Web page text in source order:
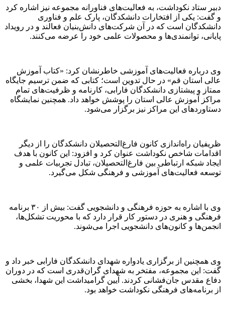
دبیر ستاد نکوداشت، به فعالیت‌های فناورانه مجموعه نیز اشاره کرد
و گفت: یکی از افتخارات دانشکدگان، پارک علم و فناوری
دانشکدگان است که در آن شرکت‌های دانش‌بنیان فعالند و در رویداد
پایانی، توانمندی‌ها و محصولات علمی خود را عرضه می‌کنند.
وی درباره فعالیت‌های آموزشی خاطرنشان کرد: «کتاب آموزش
عالی استان قم» در حال تدوین است؛ کتابی که ضمن ترسیم جایگاه
ممتاز و پیشتازی دانشکدگان فارابی، کارنامه و ظرفیت‌های تمام
مراکز آموزش عالی استان را پوشش خواهد داد. همچنین نمایشگاه
دستاورد‌های این مراکز نیز برگزار می‌شود.
ظریفیان راه‌اندازی کانون فارغ‌التحصیلان دانشکدگان را از دیگر
اقدامات شاخص نکوداشت عنوان کرد و افزود: این کانون با هدف
ایجاد شبکه ارتباطی بین فارغ‌التحصیلان، تبادل تجربیات علمی و
توسعه فعالیت‌های آموزشی و فرهنگی شکل می‌گیرد.
وی با اشاره به حوزه فرهنگی و دانشجویی گفت: بیش از ۳۰ برنامه
فرهنگی و هنری در دستور کار قرار دارد که با محوریت تشکل‌ها،
انجمن‌ها و کانون‌های دانشجویی اجرا می‌شوند.
وی همچنین از برگزاری یادواره شهدای دانشکدگان فارابی خبر داد و
گفت: این مجموعه، مفتخر به شهدای گران‌قدری است که در دوران
دفاع مقدس جان‌فشانی کردند. آیین گرامیداشت این شهدا، بخشی
از برنامه‌های فرهنگی نکوداشت خواهد بود.